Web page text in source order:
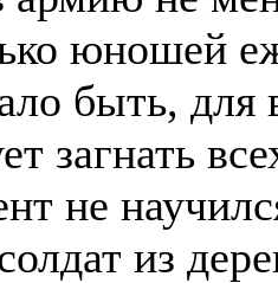
юношей
быть,
загнать
не
из